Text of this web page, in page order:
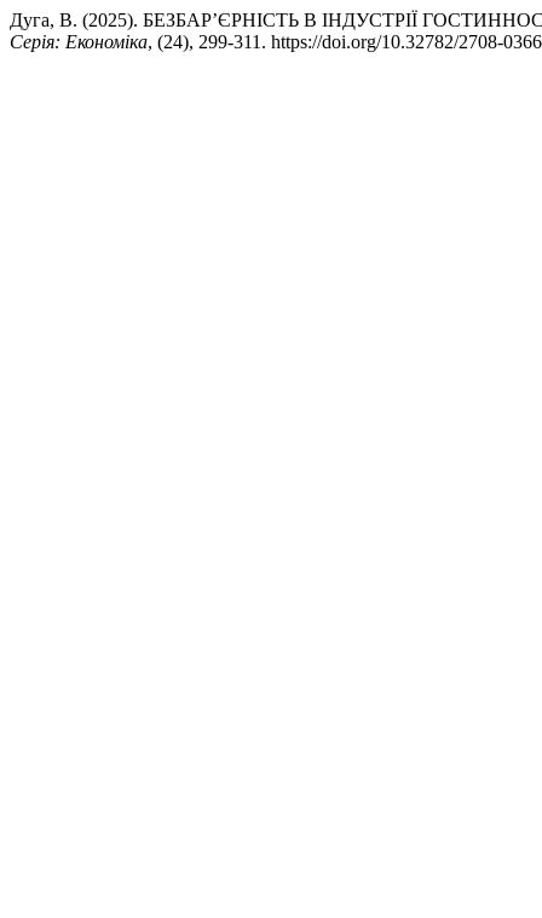
Дуга, В. (2025). БЕЗБАР’ЄРНІСТЬ В ІНДУСТРІЇ
Серія: Економіка, (24), 299-311. https://doi.org/10.32782/2708-